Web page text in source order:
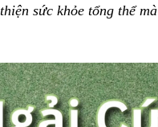
sức khỏe tổng thể